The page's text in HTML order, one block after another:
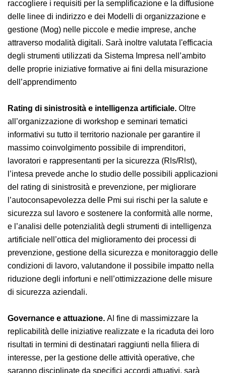
a definire i fabbisogni e a raccogliere i requisiti per la
semplificazione e la diffusione delle linee di indirizzo e
dei Modelli di organizzazione e gestione (Mog) nelle
piccole e medie imprese, anche attraverso modalità
digitali. Sarà inoltre valutata l'efficacia degli strumenti
utilizzati da Sistema Impresa nell’ambito delle proprie
iniziative formative ai fini della misurazione
Rating di sinistrosità e intelligenza artificiale.
all’organizzazione di workshop e seminari tematici
informativi su tutto il territorio nazionale per garantire
il massimo coinvolgimento possibile di imprenditori,
lavoratori e rappresentanti per la sicurezza (Rls/Rlst),
l’intesa prevede anche lo studio delle possibili
applicazioni del rating di sinistrosità e prevenzione, per
migliorare l’autoconsapevolezza delle Pmi sui rischi per
la salute e sicurezza sul lavoro e sostenere la
conformità alle norme, e l’analisi delle potenzialità degli
strumenti di intelligenza artificiale nell’ottica del
miglioramento dei processi di prevenzione, gestione
della sicurezza e monitoraggio delle condizioni di
lavoro, valutandone il possibile impatto nella riduzione
sicurezza aziendali.
Governance e attuazione.Al fine di massimizzare la
replicabilità delle iniziative realizzate e la ricaduta dei